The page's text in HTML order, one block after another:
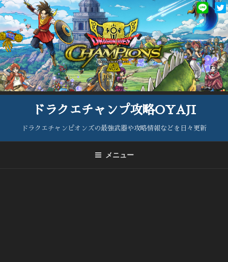
コ
ン
テ
ン
ツ
へ
ス
キ
ドラクエチャンプ攻略OYAJI
ドラクエチャンピオンズの最強武器や攻略情報などを日々更新
メニュー